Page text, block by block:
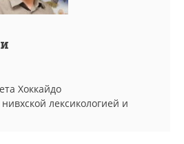
Хоккайдо
лексикологией и